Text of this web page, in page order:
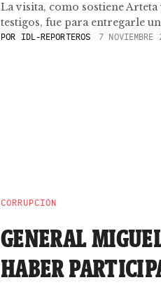
La visita, como sostiene
testigos, fue para entregarle
POR IDL-REPORTEROS 7 NOVIEMBRE
CORRUPCIÓN
GENERAL
HABER